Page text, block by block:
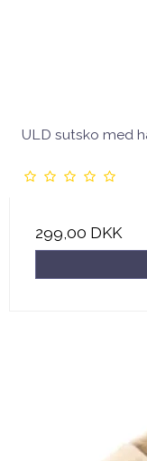
ULD sutsko med
299,00 DKK